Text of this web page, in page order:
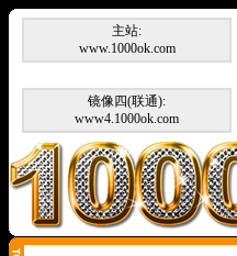
主站:
www.1000ok.com
镜像四(联通):
www4.1000ok.com